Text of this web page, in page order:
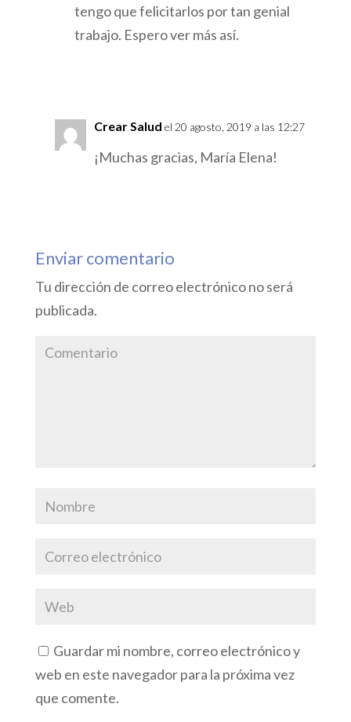
tengo que felicitarlos por tan genial
trabajo. Espero ver más así.
Crear Salud el 20 agosto, 2019 a las 12:27
¡Muchas gracias, María Elena!
Enviar comentario
Tu dirección de correo electrónico no será
publicada.
Guardar mi nombre, correo electrónico y
web en este navegador para la próxima vez
que comente.